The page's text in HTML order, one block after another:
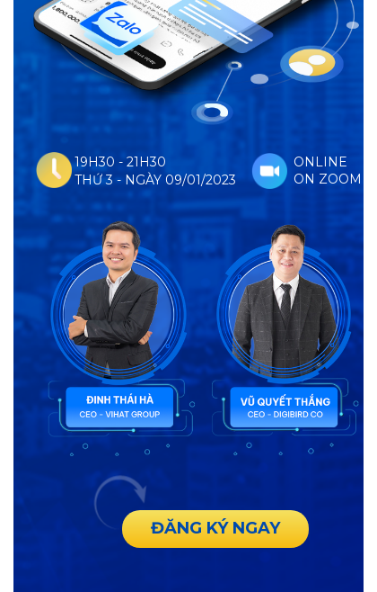
19H30 - 21H30
THỨ 3 - NGÀY 09/01/2023
ĐĂNG KÝ NGAY
ONLINE
ON ZOOM